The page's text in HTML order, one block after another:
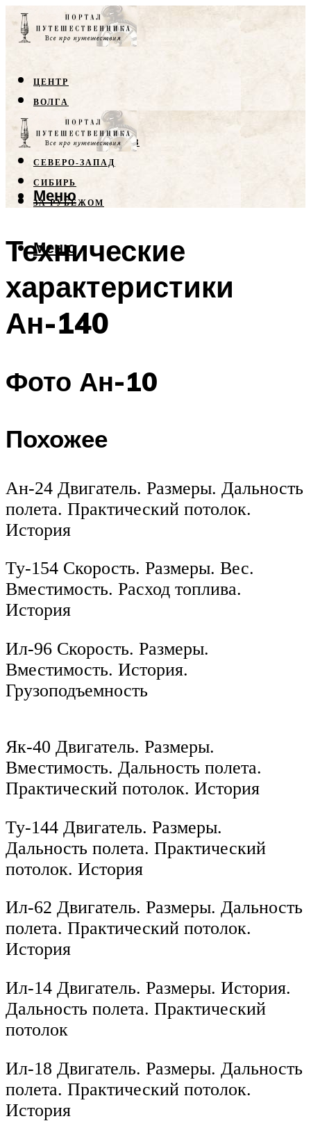
ЦЕНТР
ВОЛГА
КРЫМ
СЕВЕРНЫЙ КАВКАЗ
СЕВЕРО-ЗАПАД
СИБИРЬ
ЗА РУБЕЖОМ
Меню
Меню
Технические
характеристики
Ан-140
Фото Ан-10
Похожее
Ан-24 Двигатель. Размеры. Дальность
полета. Практический потолок.
История
Ту-154 Скорость. Размеры. Вес.
Вместимость. Расход топлива.
История
Ил-96 Скорость. Размеры.
Вместимость. История.
Грузоподъемность
Як-40 Двигатель. Размеры.
Вместимость. Дальность полета.
Практический потолок. История
Ту-144 Двигатель. Размеры.
Дальность полета. Практический
потолок. История
Ил-62 Двигатель. Размеры. Дальность
полета. Практический потолок.
История
Ил-14 Двигатель. Размеры. История.
Дальность полета. Практический
потолок
Ил-18 Двигатель. Размеры. Дальность
полета. Практический потолок.
История